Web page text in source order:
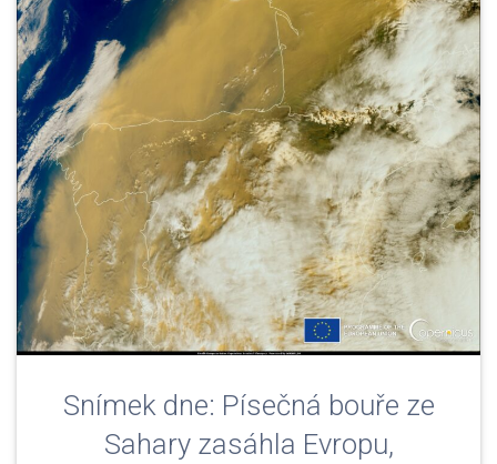
Snímek dne: Písečná bouře ze
Sahary zasáhla Evropu,